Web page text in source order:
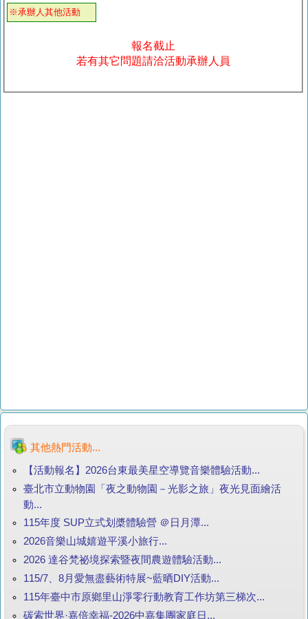
※承辦人其他活動
報名截止
若有其它問題請洽活動承辦人員
其他熱門活動...
【活動報名】2026台東最美星空導覽音樂體驗活動...
臺北市立動物園「夜之動物園－光影之旅」夜光見面繪活
動...
115年度 SUP立式划槳體驗營 ＠日月潭...
2026音樂山城嬉遊平溪小旅行...
2026 達谷梵祕境探索暨夜間農遊體驗活動...
115/7、8月愛無盡藝術特展~藍晒DIY活動...
115年臺中市原鄉里山淨零行動教育工作坊第三梯次...
碳索世界·嘉倍幸福-2026中嘉集團家庭日...